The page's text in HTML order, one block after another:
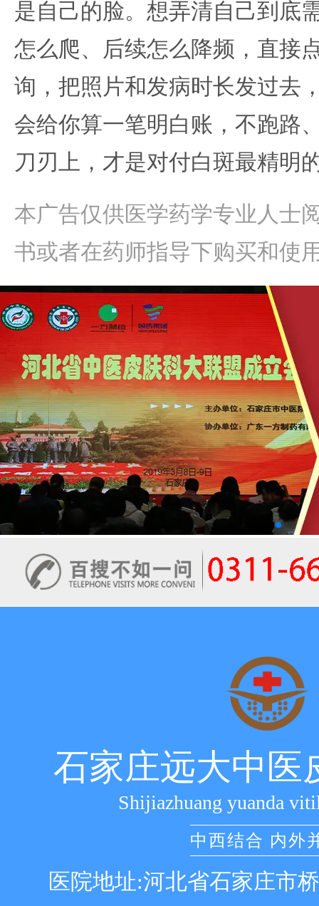
是自己的脸。想弄清自己到底
怎么爬、后续怎么降频，直接
询，把照片和发病时长发过去
会给你算一笔明白账，不跑路
刀刃上，才是对付白斑最精明
本广告仅供医学药学专业人士
书或者在药师指导下购买和使
石家庄远大中医
Shijiazhuang yuanda
中西结合 内外
医院地址:河北省石家庄市